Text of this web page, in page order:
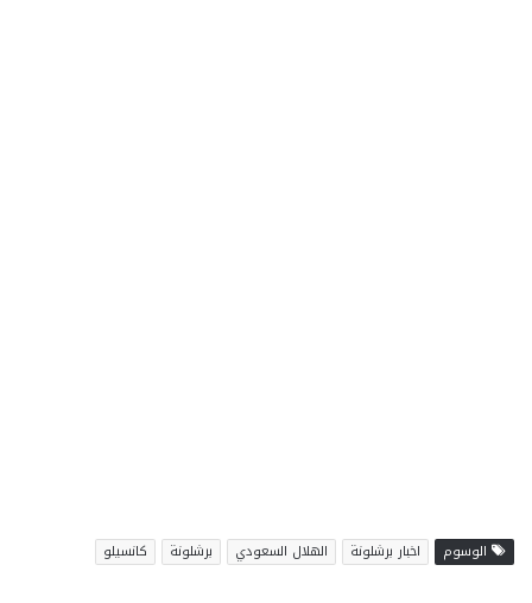
الوسوم اخبار برشلونة الهلال السعودي برشلونة كانسيلو